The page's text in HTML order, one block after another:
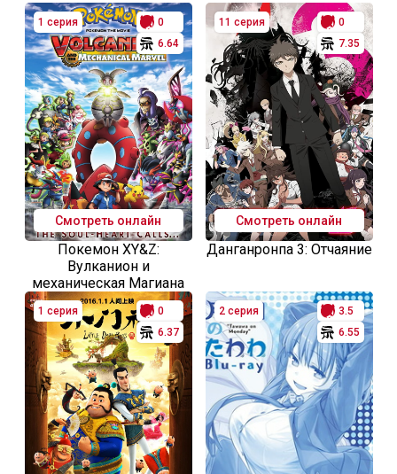
1 серия
0
6.64
Смотреть онлайн
Покемон XY&Z:
Вулканион и
механическая Магиана
11 серия
0
7.35
Смотреть онлайн
Данганронпа 3: Отчаяние
1 серия
0
6.37
2 серия
3.5
6.55